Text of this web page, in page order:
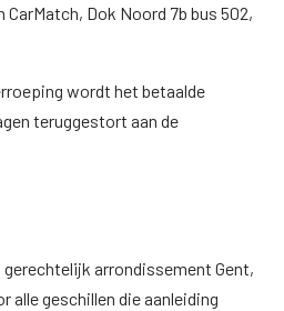
Dok Noord 7b bus 502,
wordt het betaalde
teruggestort aan de
gerechtelijk arrondissement Gent,
alle geschillen die aanleiding